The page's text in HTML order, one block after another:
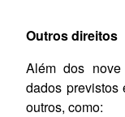
Outros direitos
Além dos
dados previstos
outros, como: